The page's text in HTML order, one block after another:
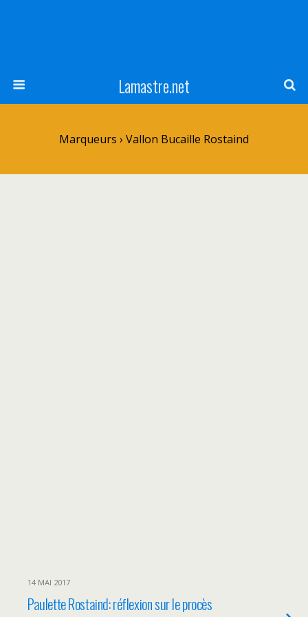
Lamastre.net
Marqueurs › Vallon Bucaille Rostaind
14 MAI 2017
Paulette Rostaind: réflexion sur le procès